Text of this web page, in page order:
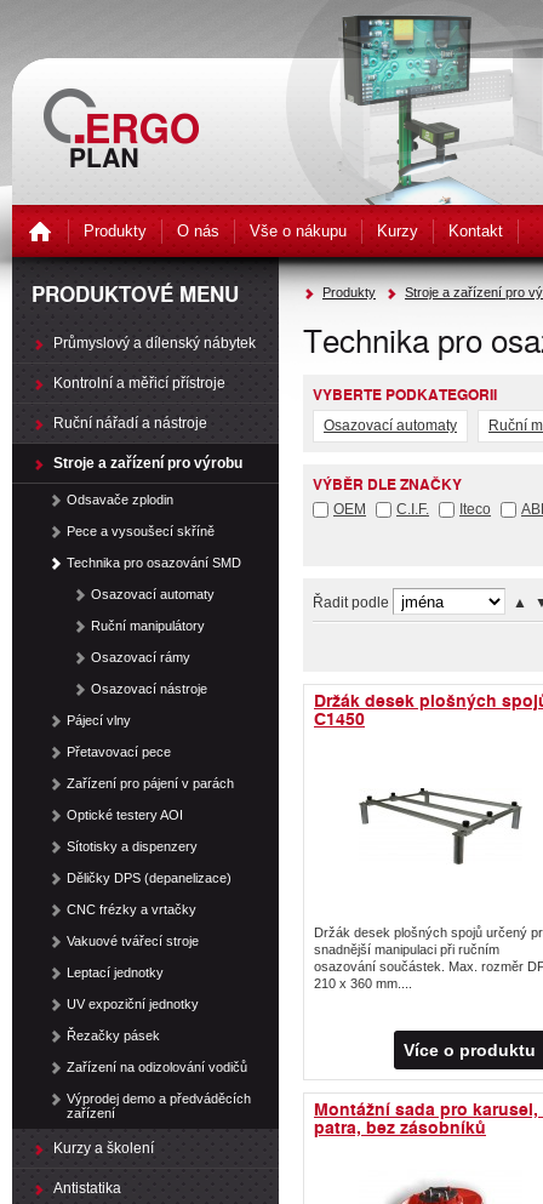
Produkty O nás Vše o nákupu Kurzy Kontakt
Produkty Stroje a zařízení pro
Technika pro
VYBERTE PODKATEGORII
Osazovací automaty Ruční
VÝBĚR DLE ZNAČKY
OEM C.I.F. Iteco
Řadit podle ▲
Držák desek plošných
C1450
Držák desek plošných spojů určený
snadnější manipulaci při ručním
osazování součástek. Max. rozměr
210 x 360 mm....
Více o produktu
Montážní sada pro karusel,
patra, bez zásobníků
PRODUKTOVÉ MENU
Průmyslový a dílenský nábytek
Kontrolní a měřicí přístroje
Ruční nářadí a nástroje
Stroje a zařízení pro výrobu
Odsavače zplodin
Pece a vysoušecí skříně
Technika pro osazování SMD
Osazovací automaty
Ruční manipulátory
Osazovací rámy
Osazovací nástroje
Pájecí vlny
Přetavovací pece
Zařízení pro pájení v parách
Optické testery AOI
Sítotisky a dispenzery
Děličky DPS (depanelizace)
CNC frézky a vrtačky
Vakuové tvářecí stroje
Leptací jednotky
UV expoziční jednotky
Řezačky pásek
Zařízení na odizolování vodičů
Výprodej demo a předváděcích
zařízení
Kurzy a školení
Antistatika